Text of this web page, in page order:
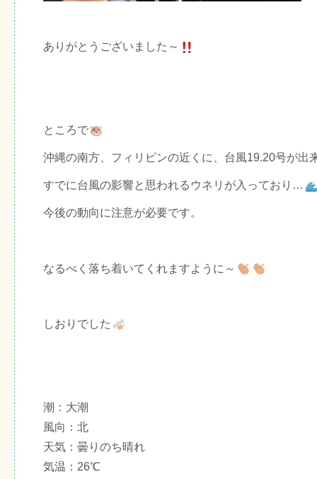
ありがとうございました～
ところで
沖縄の南方、フィリピンの近くに、台風19.20号が出
すでに台風の影響と思われるウネリが入っており…
今後の動向に注意が必要です。
なるべく落ち着いてくれますように～
しおりでした
潮：大潮
風向：北
天気：曇りのち晴れ
気温：26℃